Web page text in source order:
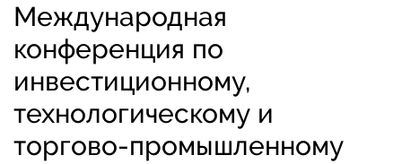
Международная
конференция по
инвестиционному,
технологическому и
торгово-промышленному